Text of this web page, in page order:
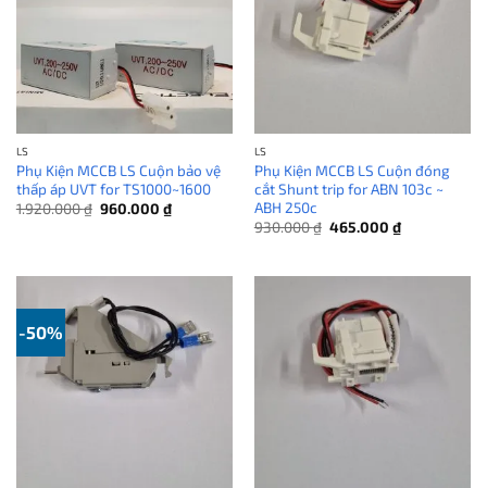
LS
Phụ Kiện MCCB LS Cuộn bảo vệ
thấp áp UVT for TS1000~1600
1.920.000₫ Giá
gốc
960.000 ₫Giá
hiện
LS
Phụ Kiện MCCB LS Cuộn đóng
cắt Shunt trip for ABN 103c ~
ABH 250c
930.000₫ Giá
gốc
465.000 ₫Giá
hiện
465.000 ₫.
-50%